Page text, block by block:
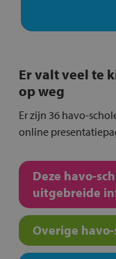
Er valt veel te
op weg
Er zijn 36 havo-
online
Deze havo-
uitgebreide
Overige